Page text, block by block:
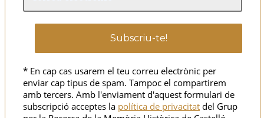
* En cap cas usarem el teu correu electrònic per
enviar cap tipus de spam. Tampoc el compartirem
amb tercers. Amb l'enviament d'aquest formulari de
subscripció acceptes la política de privacitat del Grup